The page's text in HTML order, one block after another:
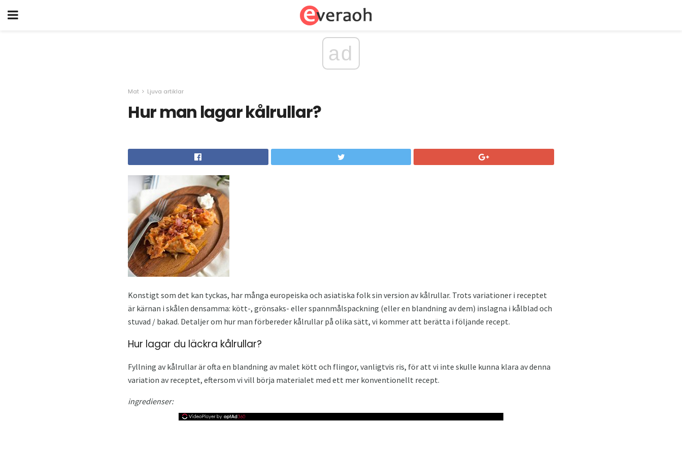
ad
Mat Ljuva artiklar
Hur man lagar kålrullar?
Konstigt som det kan tyckas, har många europeiska och asiatiska folk sin version av kålrullar. Trots variationer i receptet
är kärnan i skålen densamma: kött-, grönsaks- eller spannmålspackning (eller en blandning av dem) inslagna i kålblad och
stuvad / bakad. Detaljer om hur man förbereder kålrullar på olika sätt, vi kommer att berätta i följande recept.
Hur lagar du läckra kålrullar?
Fyllning av kålrullar är ofta en blandning av malet kött och flingor, vanligtvis ris, för att vi inte skulle kunna klara av denna
variation av receptet, eftersom vi vill börja materialet med ett mer konventionellt recept.
ingredienser: